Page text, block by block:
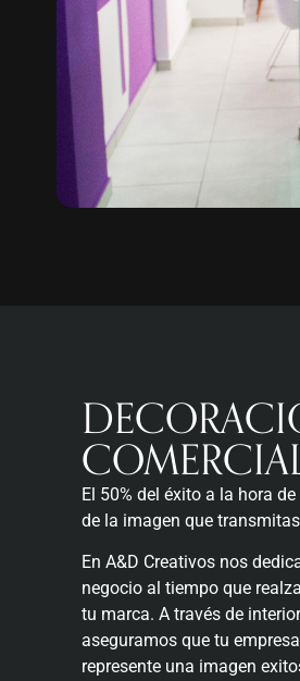
El 50% del éxito a la hora
de la imagen que
En A&D Creativos nos
negocio al tiempo que
tu marca. A través de
aseguramos que tu
represente una imagen